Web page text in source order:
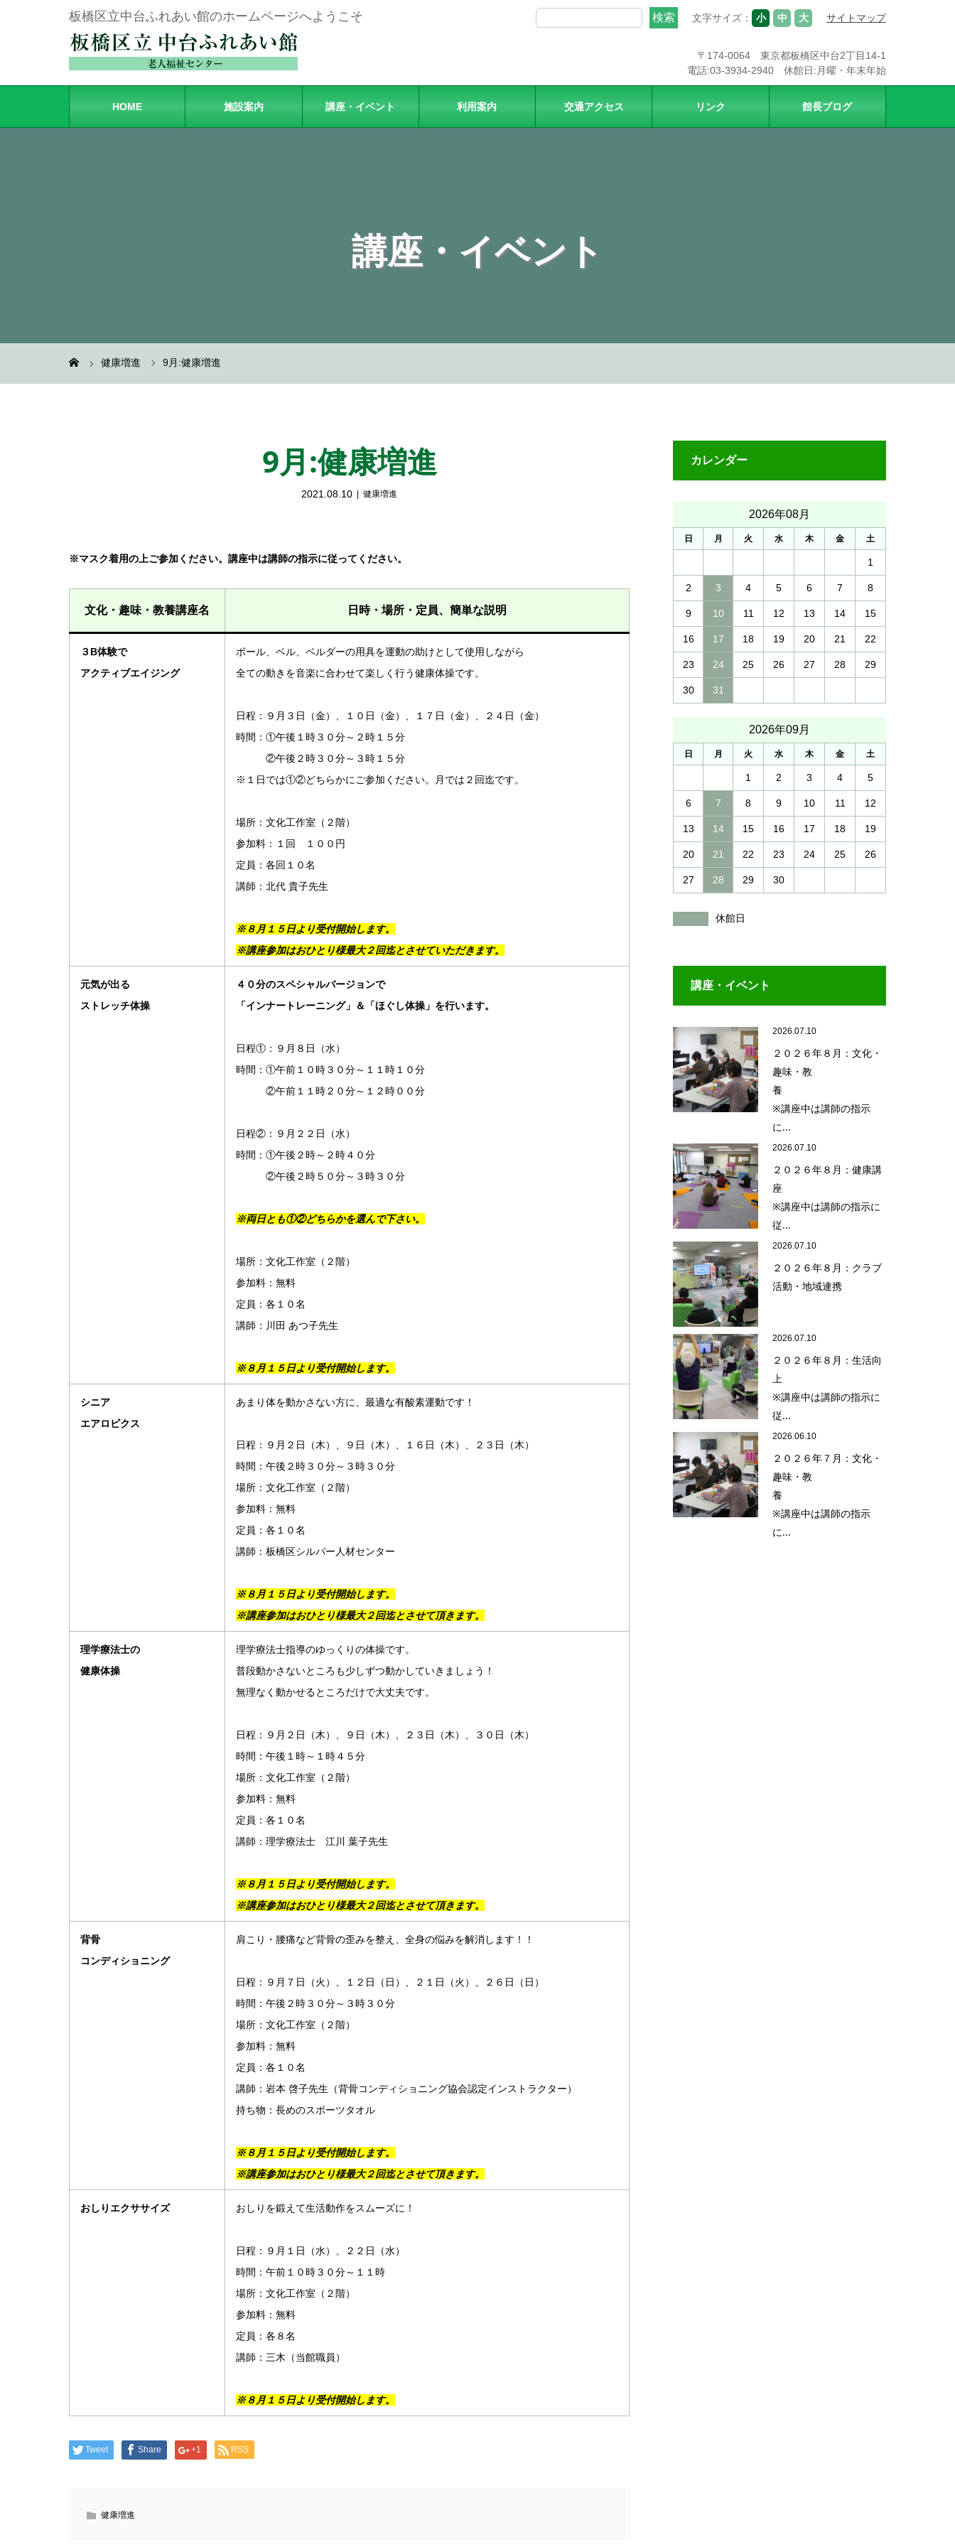
板橋区立中台ふれあい館のホームページへようこそ 文字サイズ： 小 中 大 サイトマップ
〒174-0064 東京都板橋区中台2丁目14-1
電話:03-3934-2940 休館日:月曜・年末年始
HOME 施設案内 講座・イベント 利用案内 交通アクセス リンク 館長ブログ
講座・イベント
健康増進 9月:健康増進
9月:健康増進
2021.08.10 健康増進
※マスク着用の上ご参加ください。講座中は講師の指示に従ってください。
文化・趣味・教養講座名 日時・場所・定員、簡単な説明
３B体験で
アクティブエイジング
ボール、ベル、ベルダーの用具を運動の助けとして使用しながら
全ての動きを音楽に合わせて楽しく行う健康体操です。
日程：９月３日（金）、１０日（金）、１７日（金）、２４日（金）
時間：①午後１時３０分～２時１５分
②午後２時３０分～３時１５分
※１日では①②どちらかにご参加ください。月では２回迄です。
場所：文化工作室（２階）
参加料：１回 １００円
定員：各回１０名
講師：北代 貴子先生
※８月１５日より受付開始します。
※講座参加はおひとり様最大２回迄とさせていただきます。
元気が出る
ストレッチ体操
４０分のスペシャルバージョンで
「インナートレーニング」＆「ほぐし体操」を行います。
日程①：９月８日（水）
時間：①午前１０時３０分～１１時１０分
②午前１１時２０分～１２時００分
日程②：９月２２日（水）
時間：①午後２時～２時４０分
②午後２時５０分～３時３０分
※両日とも①②どちらかを選んで下さい。
場所：文化工作室（２階）
参加料：無料
定員：各１０名
講師：川田 あつ子先生
※８月１５日より受付開始します。
シニア
エアロビクス
あまり体を動かさない方に、最適な有酸素運動です！
日程：９月２日（木）、９日（木）、１６日（木）、２３日（木）
時間：午後２時３０分～３時３０分
場所：文化工作室（２階）
参加料：無料
定員：各１０名
講師：板橋区シルバー人材センター
※８月１５日より受付開始します。
※講座参加はおひとり様最大２回迄とさせて頂きます。
理学療法士の
健康体操
理学療法士指導のゆっくりの体操です。
普段動かさないところも少しずつ動かしていきましょう！
無理なく動かせるところだけで大丈夫です。
日程：９月２日（木）、９日（木）、２３日（木）、３０日（木）
時間：午後１時～１時４５分
場所：文化工作室（２階）
参加料：無料
定員：各１０名
講師：理学療法士 江川 葉子先生
※８月１５日より受付開始します。
※講座参加はおひとり様最大２回迄とさせて頂きます。
背骨
コンディショニング
肩こり・腰痛など背骨の歪みを整え、全身の悩みを解消します！！
日程：９月７日（火）、１２日（日）、２１日（火）、２６日（日）
時間：午後２時３０分～３時３０分
場所：文化工作室（２階）
参加料：無料
定員：各１０名
講師：岩本 啓子先生（背骨コンディショニング協会認定インストラクター）
持ち物：長めのスポーツタオル
※８月１５日より受付開始します。
※講座参加はおひとり様最大２回迄とさせて頂きます。
おしりエクササイズ おしりを鍛えて生活動作をスムーズに！
日程：９月１日（水）、２２日（水）
時間：午前１０時３０分～１１時
場所：文化工作室（２階）
参加料：無料
定員：各８名
講師：三木（当館職員）
※８月１５日より受付開始します。
Tweet Share +1 RSS
健康増進
カレンダー
2026年08月
日 月 火 水 木 金 土
1
2 3 4 5 6 7 8
9 10 11 12 13 14 15
16 17 18 19 20 21 22
23 24 25 26 27 28 29
30 31
2026年09月
日 月 火 水 木 金 土
1 2 3 4 5
6 7 8 9 10 11 12
13 14 15 16 17 18 19
20 21 22 23 24 25 26
27 28 29 30
休館日
講座・イベント
2026.07.10
２０２６年８月：文化・
趣味・教
養
※講座中は講師の指示
に...
2026.07.10
２０２６年８月：健康講
座
※講座中は講師の指示に
従...
2026.07.10
２０２６年８月：クラブ
活動・地域連携
2026.07.10
２０２６年８月：生活向
上
※講座中は講師の指示に
従...
2026.06.10
２０２６年７月：文化・
趣味・教
養
※講座中は講師の指示
に...